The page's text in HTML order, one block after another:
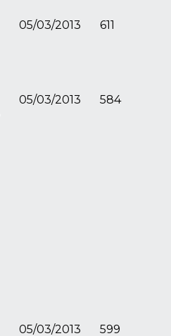
05/03/2013 611
05/03/2013 584
05/03/2013 599